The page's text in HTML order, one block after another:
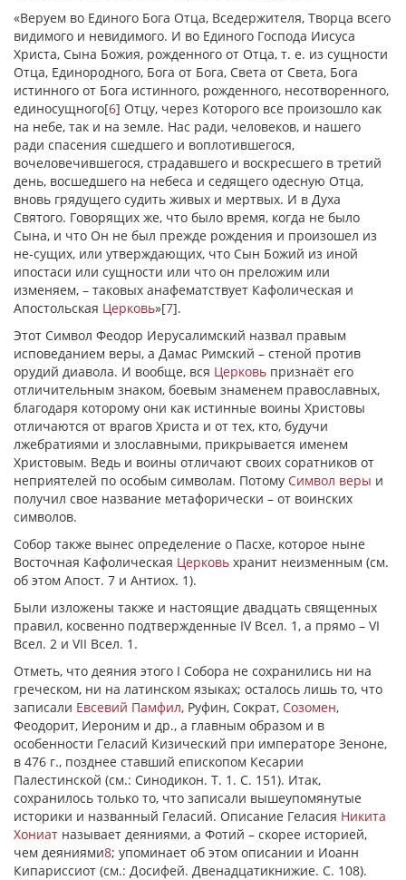
«Веруем во Единого Бога Отца, Вседержителя, Творца всего
видимого и невидимого. И во Единого Господа Иисуса
Христа, Сына Божия, рожденного от Отца, т. е. из сущности
Отца, Единородного, Бога от Бога, Света от Света, Бога
истинного от Бога истинного, рожденного, несотворенного,
единосущного[6] Отцу, через Которого все произошло как
на небе, так и на земле. Нас ради, человеков, и нашего
ради спасения сшедшего и воплотившегося,
вочеловечившегося, страдавшего и воскресшего в третий
день, восшедшего на небеса и седящего одесную Отца,
вновь грядущего судить живых и мертвых. И в Духа
Святого. Говорящих же, что было время, когда не было
Сына, и что Он не был прежде рождения и произошел из
не-сущих, или утверждающих, что Сын Божий из иной
ипостаси или сущности или что он преложим или
изменяем, – таковых анафематствует Кафолическая и
Апостольская Церковь»[7].
Этот Символ Феодор Иерусалимский назвал правым
исповеданием веры, а Дамас Римский – стеной против
орудий диавола. И вообще, вся Церковь признаёт его
отличительным знаком, боевым знаменем православных,
благодаря которому они как истинные воины Христовы
отличаются от врагов Христа и от тех, кто, будучи
лжебратиями и злославными, прикрывается именем
Христовым. Ведь и воины отличают своих соратников от
неприятелей по особым символам. Потому Символ веры и
получил свое название метафорически – от воинских
символов.
Собор также вынес определение о Пасхе, которое ныне
Восточная Кафолическая Церковь хранит неизменным (см.
об этом Апост. 7 и Антиох. 1).
Были изложены также и настоящие двадцать священных
правил, косвенно подтвержденные IV Всел. 1, а прямо – VI
Всел. 2 и VII Всел. 1.
Отметь, что деяния этого I Собора не сохранились ни на
греческом, ни на латинском языках; осталось лишь то, что
записали Евсевий Памфил, Руфин, Сократ, Созомен,
Феодорит, Иероним и др., а главным образом и в
особенности Геласий Кизический при императоре Зеноне,
в 476 г., позднее ставший епископом Кесарии
Палестинской (см.: Синодикон. Т. 1. С. 151). Итак,
сохранилось только то, что записали вышеупомянутые
историки и названный Геласий. Описание Геласия Никита
Хониат называет деяниями, а Фотий – скорее историей,
чем деяниями8; упоминает об этом описании и Иоанн
Кипариссиот (см.: Досифей. Двенадцатикнижие. С. 108).